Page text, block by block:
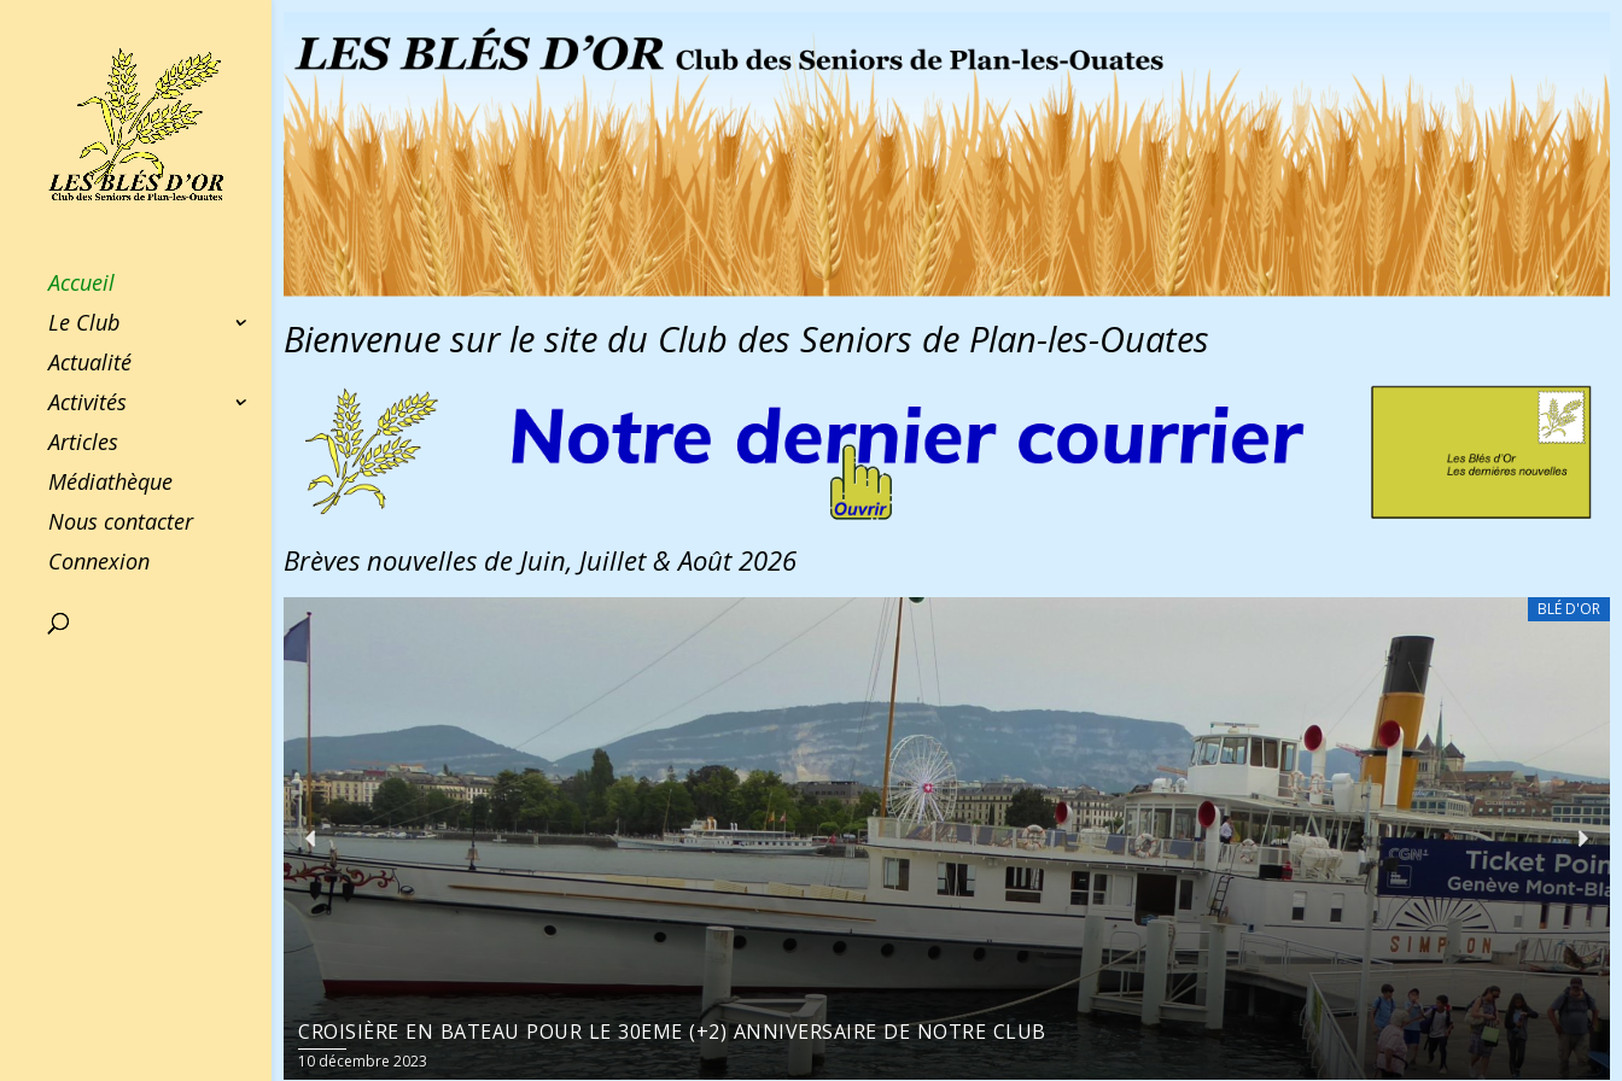
Accueil
Le Club
Actualité
Activités
Articles
Médiathèque
Nous contacter
Connexion
Bienvenue sur le site du Club des Seniors de Plan-les-Ouates
Brèves nouvelles de Juin, Juillet & Août 2026
BLÉ D'OR
CROISIÈRE EN BATEAU POUR LE 30EME (+2) ANNIVERSAIRE DE NOTRE CLUB
10 décembre 2023